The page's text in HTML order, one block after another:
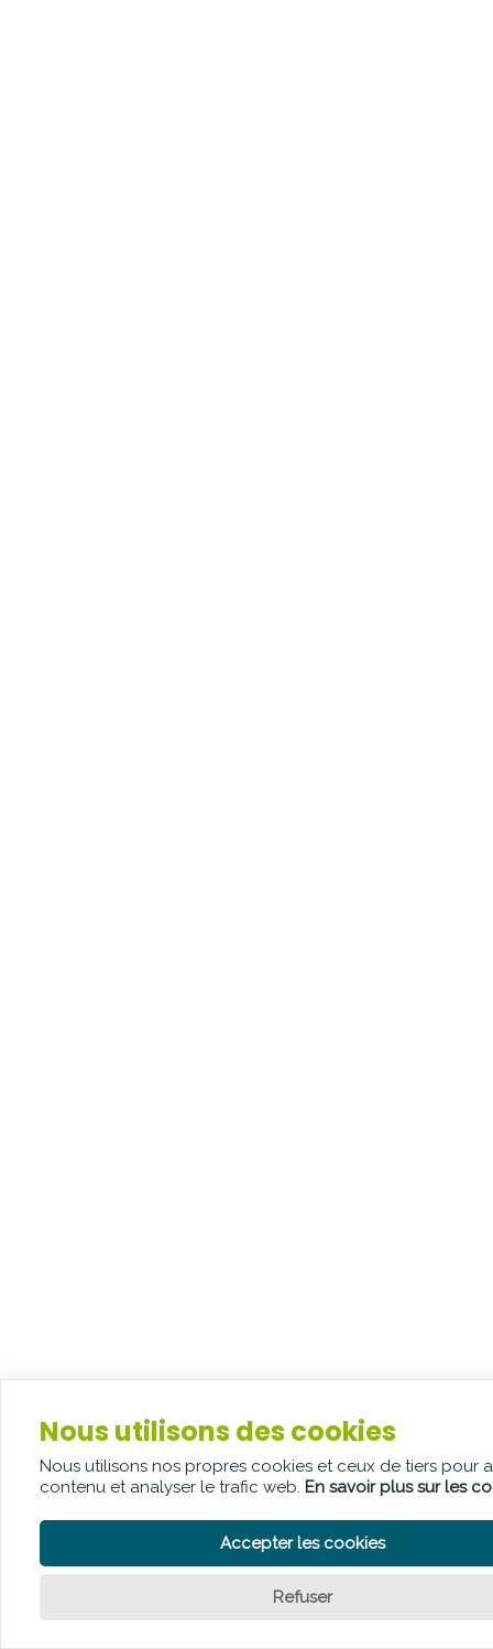
Nous utilisons des cookies
Nous utilisons nos propres cookies et ceux de tiers pour
contenu et analyser le trafic web. En savoir plus sur les
Accepter les cookies
Refuser